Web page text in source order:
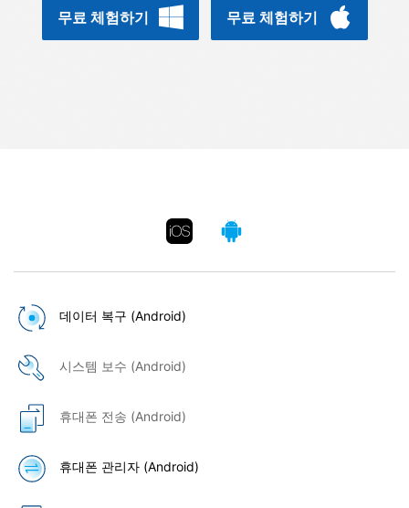
리소스 허브
3,000개 이상의 사용 가이드, 전문가 팁 및 최
신 모바일 소식을 확인하세요.
검색하기
무료 체험하기 무료 체험하기
데이터 복구 (Android)
시스템 보수 (Android)
휴대폰 전송 (Android)
휴대폰 관리자 (Android)